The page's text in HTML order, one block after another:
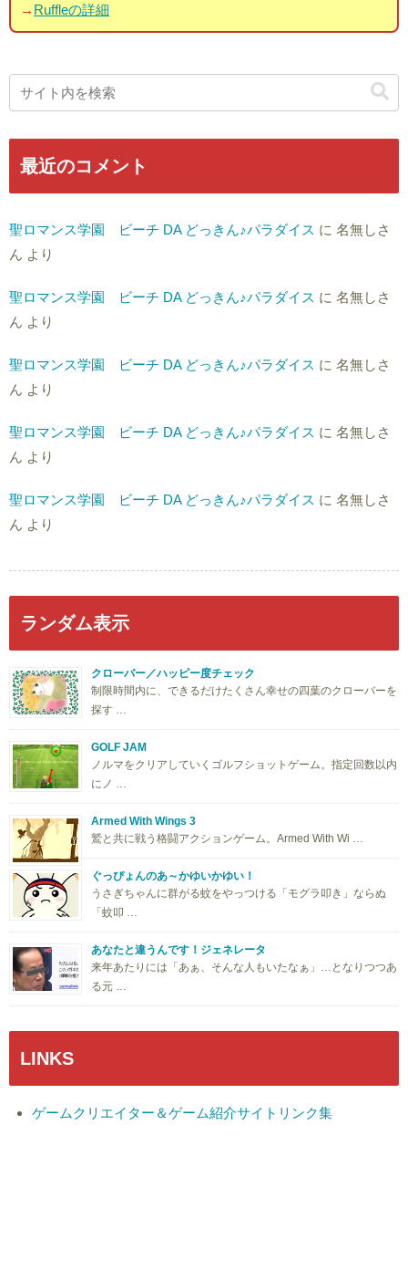
→ Ruffleの詳細
最近のコメント
聖ロマンス学園 ビーチ DA どっきん♪パラダイス に 名無しさ
ん より
聖ロマンス学園 ビーチ DA どっきん♪パラダイス に 名無しさ
ん より
聖ロマンス学園 ビーチ DA どっきん♪パラダイス に 名無しさ
ん より
聖ロマンス学園 ビーチ DA どっきん♪パラダイス に 名無しさ
ん より
聖ロマンス学園 ビーチ DA どっきん♪パラダイス に 名無しさ
ん より
ランダム表示
クローバー／ハッピー度チェック
制限時間内に、できるだけたくさん幸せの四葉のクローバーを
探す …
GOLF JAM
ノルマをクリアしていくゴルフショットゲーム。指定回数以内
にノ …
Armed With Wings 3
鷲と共に戦う格闘アクションゲーム。Armed With Wi …
ぐっぴょんのあ～かゆいかゆい！
うさぎちゃんに群がる蚊をやっつける「モグラ叩き」ならぬ
「蚊叩 …
あなたと違うんです！ジェネレータ
来年あたりには「あぁ、そんな人もいたなぁ」…となりつつあ
る元 …
LINKS
ゲームクリエイター＆ゲーム紹介サイトリンク集